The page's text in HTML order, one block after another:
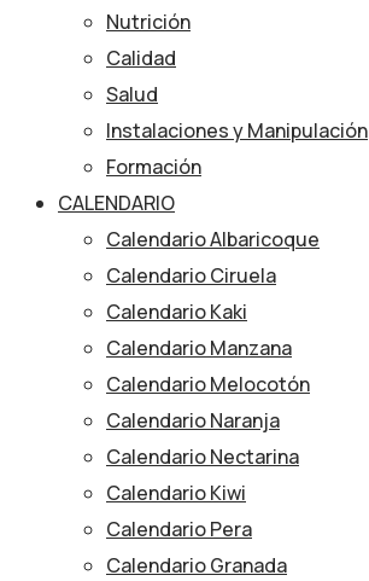
Nutrición
Calidad
Salud
Instalaciones y Manipulación
Formación
CALENDARIO
Calendario Albaricoque
Calendario Ciruela
Calendario Kaki
Calendario Manzana
Calendario Melocotón
Calendario Naranja
Calendario Nectarina
Calendario Kiwi
Calendario Pera
Calendario Granada